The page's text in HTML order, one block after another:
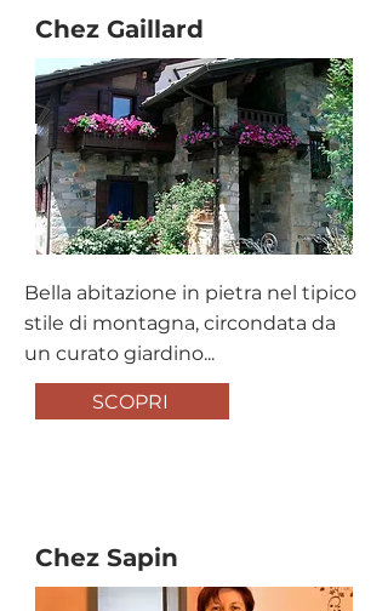
Chez Gaillard
Bella abitazione in pietra nel tipico
stile di montagna, circondata da
un curato giardino...
SCOPRI
Chez Sapin